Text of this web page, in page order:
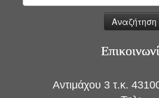
Αντιμάχου 3 τ.κ.